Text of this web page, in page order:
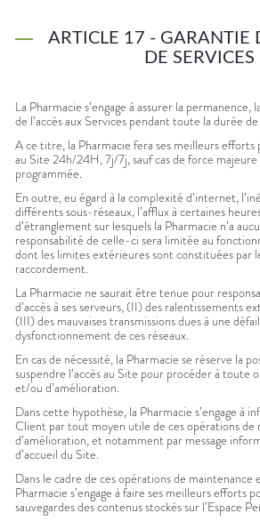
ARTICLE 17 - GARANTIE
DE SERVICES
La Pharmacie s’engage à assurer la
de l’accès aux Services pendant toute la durée
A ce titre, la Pharmacie fera ses meilleurs efforts
au Site 24h/24H, 7j/7j, sauf cas de force
programmée.
En outre, eu égard à la complexité d’internet,
différents sous-réseaux, l’afflux à certaines
d’étranglement sur lesquels la Pharmacie n’a
responsabilité de celle-ci sera limitée au
dont les limites extérieures sont constituées par
raccordement.
La Pharmacie ne saurait être tenue pour
d’accès à ses serveurs, (II) des ralentissements
(III) des mauvaises transmissions dues à une
dysfonctionnement de ces réseaux.
En cas de nécessité, la Pharmacie se réserve la
suspendre l’accès au Site pour procéder à toute
et/ou d’amélioration.
Dans cette hypothèse, la Pharmacie s’engage à
Client par tout moyen utile de ces opérations de
d’amélioration, et notamment par message
d’accueil du Site.
Dans le cadre de ces opérations de maintenance
Pharmacie s’engage à faire ses meilleurs efforts
sauvegardes des contenus stockés sur l’Espace